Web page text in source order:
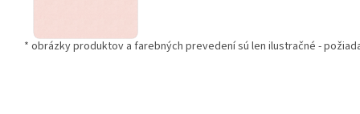
* obrázky produktov a farebných prevedení sú len ilustračné -